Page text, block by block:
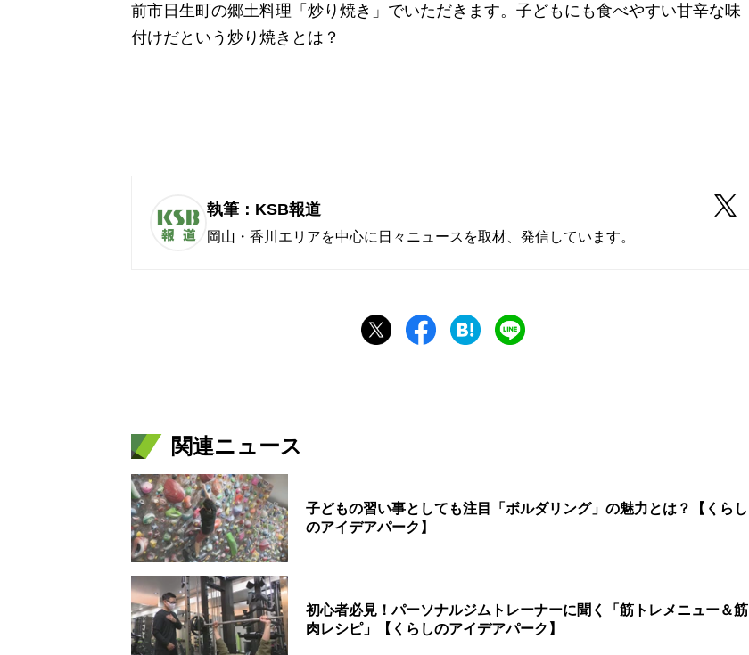
前市日生町の郷土料理「炒り焼き」でいただきます。子どもにも食べやすい甘辛な味
付けだという炒り焼きとは？
執筆：KSB報道
岡山・香川エリアを中心に日々ニュースを取材、発信しています。
関連ニュース
子どもの習い事としても注目「ボルダリング」の魅力とは？【くらし
のアイデアパーク】
初心者必見！パーソナルジムトレーナーに聞く「筋トレメニュー＆筋
肉レシピ」【くらしのアイデアパーク】